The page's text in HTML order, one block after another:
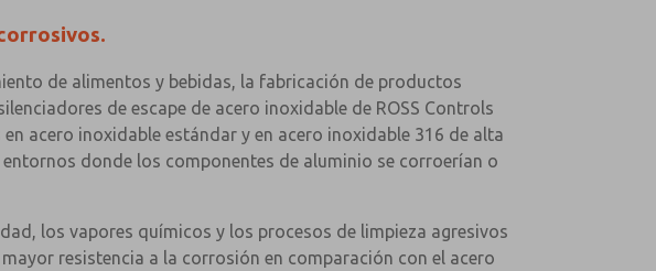
de alimentos y bebidas, la fabricación de productos
de escape de acero inoxidable de ROSS Controls
acero inoxidable estándar y en acero inoxidable 316 de alta
donde los componentes de aluminio se corroerían o
los vapores químicos y los procesos de limpieza agresivos
resistencia a la corrosión en comparación con el acero